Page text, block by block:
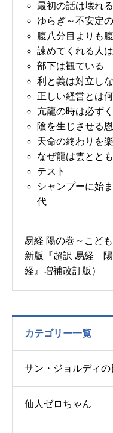
最初の話は壊れ
ゆらぎ～不安定
腹八分目よりも
諫めてくれる人
部下は観ている
利と義は対立し
正しい経営とは
亢龍の時は必ず
陰を生じさせる
天命の終わりを
なぜ龍は雲とと
テスト
シャンプーに始
代
易経 陽の巻～こど
新版『超訳 易経 陽
経』増補改訂版）
カテゴリー一覧
サン・ジョルディの
仙人ゼロちゃん